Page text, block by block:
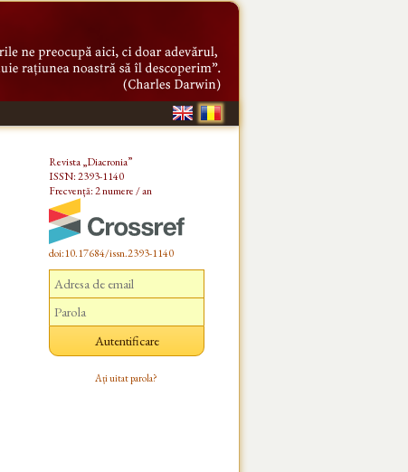
Revista „Diacronia”
ISSN: 2393-1140
Frecvență: 2 numere / an
doi:10.17684/issn.2393-1140
Ați uitat parola?